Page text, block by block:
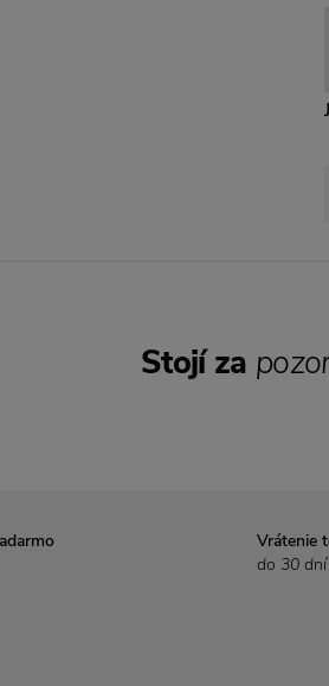
Vrátenie
do 30 dní
Stojí za